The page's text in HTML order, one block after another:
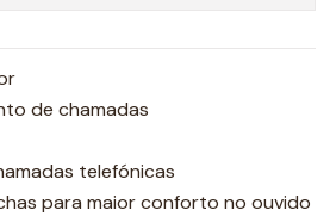
de chamadas
telefónicas
para maior conforto no ouvido